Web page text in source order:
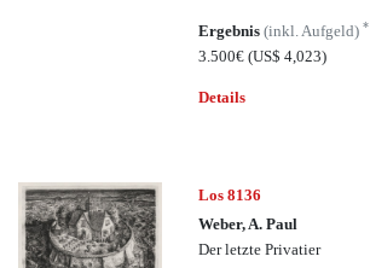
Ergebnis(inkl. Aufgeld)*
3.500€(US$ 4,023)
Details
Los 8136
Weber, A. Paul
Der letzte Privatier